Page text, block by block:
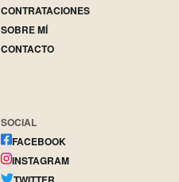
CONTRATACIONES
SOBRE MÍ
CONTACTO
SOCIAL
FACEBOOK
INSTAGRAM